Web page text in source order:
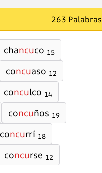
263 Palabras
chancuco 15
concuaso 12
conculco 14
concuños 19
concurrí 18
concurse 12